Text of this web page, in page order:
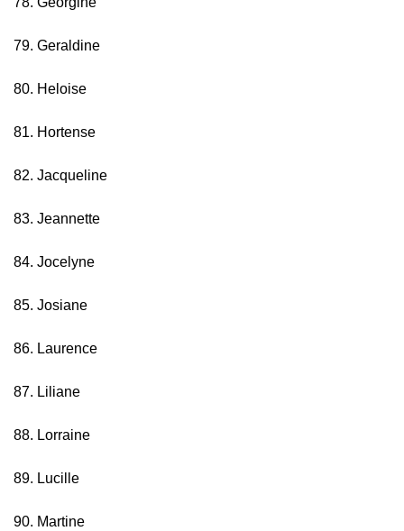
79. Geraldine
80. Heloise
81. Hortense
82. Jacqueline
83. Jeannette
84. Jocelyne
85. Josiane
86. Laurence
87. Liliane
88. Lorraine
89. Lucille
90. Martine